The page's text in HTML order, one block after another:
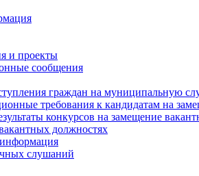
и проекты
сообщения
граждан на муниципальную
требования к кандидатам на
конкурсов на замещение
должностях
слушаний